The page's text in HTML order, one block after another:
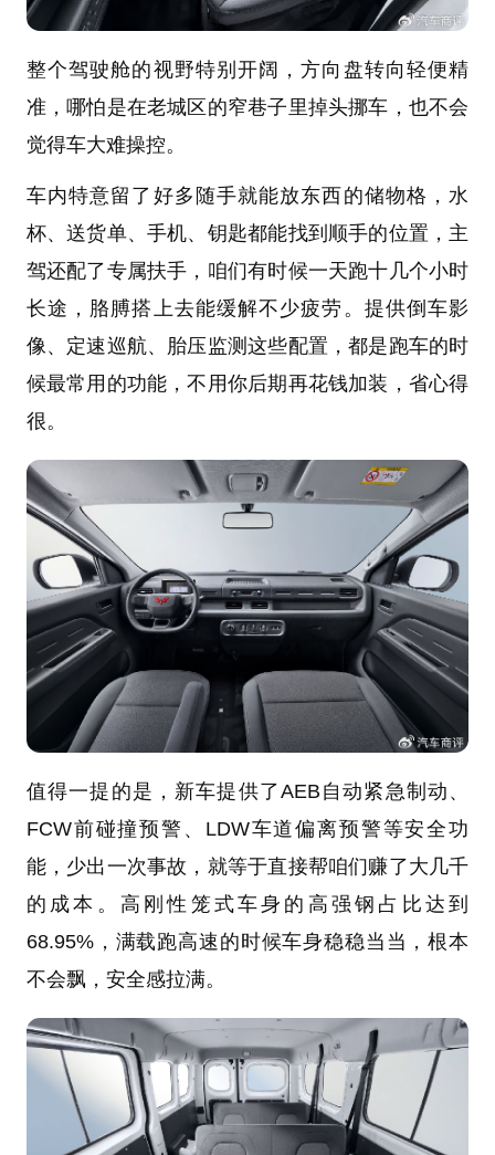
整个驾驶舱的视野特别开阔，方向盘转向轻便精
准，哪怕是在老城区的窄巷子里掉头挪车，也不会
觉得车大难操控。
车内特意留了好多随手就能放东西的储物格，水
杯、送货单、手机、钥匙都能找到顺手的位置，主
驾还配了专属扶手，咱们有时候一天跑十几个小时
长途，胳膊搭上去能缓解不少疲劳。提供倒车影
像、定速巡航、胎压监测这些配置，都是跑车的时
候最常用的功能，不用你后期再花钱加装，省心得
很。
值得一提的是，新车提供了AEB自动紧急制动、
FCW前碰撞预警、LDW车道偏离预警等安全功
能，少出一次事故，就等于直接帮咱们赚了大几千
的成本。高刚性笼式车身的高强钢占比达到
68.95%，满载跑高速的时候车身稳稳当当，根本
不会飘，安全感拉满。